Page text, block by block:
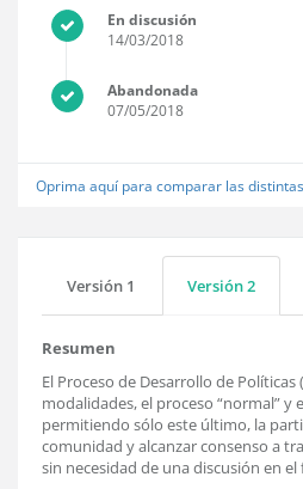
En discusión
14/03/2018
Abandonada
07/05/2018
Oprima aquí para comparar las
Versión 1 Versión 2
Resumen
El Proceso de Desarrollo de Políticas
modalidades, el proceso “normal” y
permitiendo sólo este último, la
comunidad y alcanzar consenso a
sin necesidad de una discusión en